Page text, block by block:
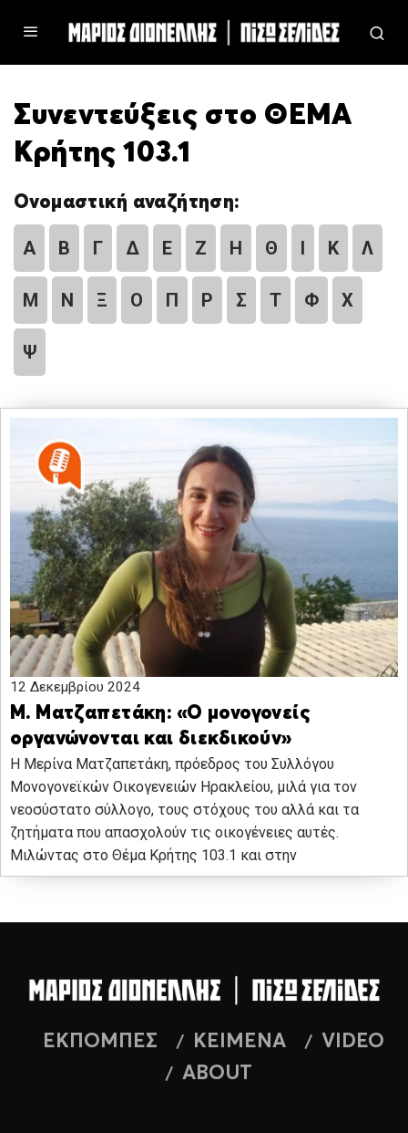
Συνεντεύξεις στο ΘΕΜΑ
Κρήτης 103.1
Ονομαστική αναζήτηση:
Α Β Γ Δ Ε Ζ Η Θ Ι Κ Λ
Μ Ν Ξ Ο Π Ρ Σ Τ Φ Χ
Ψ
12 Δεκεμβρίου 2024
Μ. Ματζαπετάκη: «Ο μονογονείς
οργανώνονται και διεκδικούν»
H Μερίνα Ματζαπετάκη, πρόεδρος του Συλλόγου
Μονογονεϊκών Οικογενειών Ηρακλείου, μιλά για τον
νεοσύστατο σύλλογο, τους στόχους του αλλά και τα
ζητήματα που απασχολούν τις οικογένειες αυτές.
Μιλώντας στο Θέμα Κρήτης 103.1 και στην
ΕΚΠΟΜΠΕΣ ΚΕΙΜΕΝΑ
VIDEO
ABOUT